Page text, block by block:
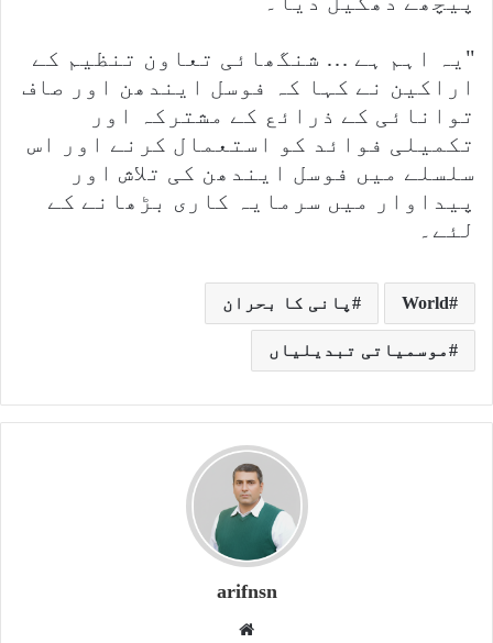
"یہ اہم ہے … شنگھائی تعاون تنظیم کے
اراکین نے کہا کہ فوسل ایندھن اور صاف
توانائی کے ذرائع کے مشترکہ اور
تکمیلی فوائد کو استعمال کرنے اور اس
سلسلے میں فوسل ایندھن کی تلاش اور
پیداوار میں سرمایہ کاری بڑھانے کے
لئے۔
World پانی کا بحران
موسمیاتی تبدیلیاں
arifnsn